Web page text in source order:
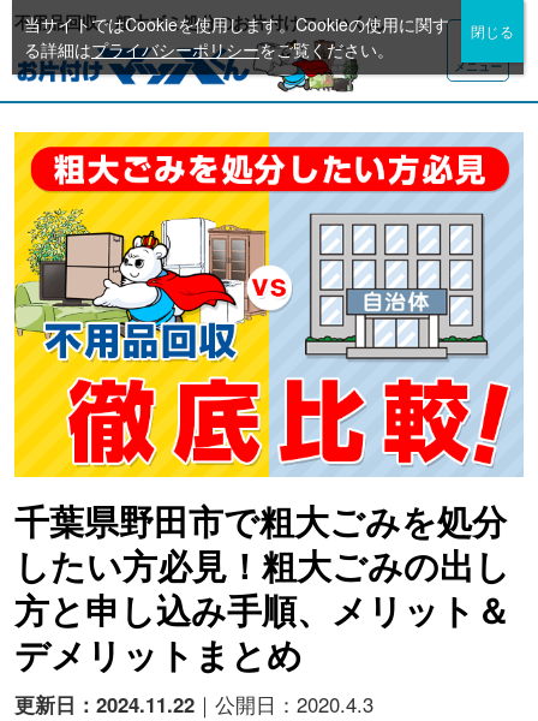
不用品回収・粗大ゴミ処分のお片付けマッハくん
メニュー
千葉県野田市で粗大ごみを処分
したい方必見！粗大ごみの出し
方と申し込み手順、メリット＆
デメリットまとめ
更新日：2024.11.22｜公開日：2020.4.3
当サイトではCookieを使用します。Cookieの使用に関す
る詳細はプライバシーポリシーをご覧ください。